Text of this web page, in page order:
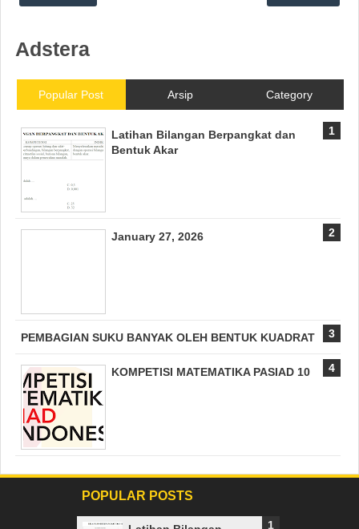
Adstera
Popular Post Arsip Category
Latihan Bilangan Berpangkat dan
Bentuk Akar
January 27, 2026
PEMBAGIAN SUKU BANYAK OLEH BENTUK KUADRAT
KOMPETISI MATEMATIKA PASIAD 10
POPULAR POSTS